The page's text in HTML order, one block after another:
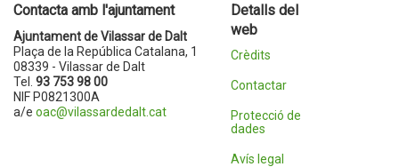
Contacta amb l'ajuntament
Ajuntament de Vilassar de Dalt
Plaça de la República Catalana, 1
08339 - Vilassar de Dalt
Tel. 93 753 98 00
NIF P0821300A
a/e oac@vilassardedalt.cat
Detalls del
web
Crèdits
Contactar
Protecció de
dades
Avís legal